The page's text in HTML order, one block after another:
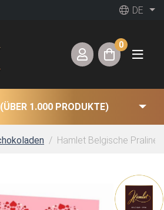
DE
0
1.000 PRODUKTE)
Hamlet Belgische